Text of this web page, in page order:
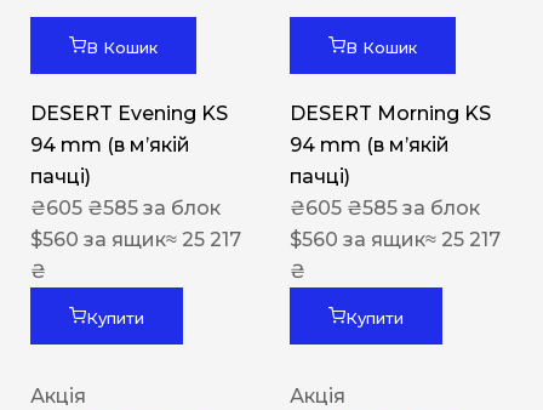
В Кошик
DESERT Evening KS
94 mm (в мʼякій
пачці)
₴605 ₴585 за блок
$560 за ящик≈ 25 217
₴
Купити
В Кошик
DESERT Morning KS
94 mm (в мʼякій
пачці)
₴605 ₴585 за блок
$560 за ящик≈ 25 217
₴
Купити
Акція Акція